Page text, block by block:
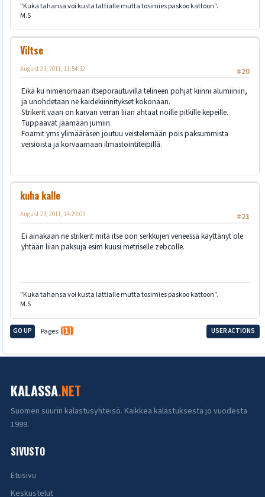
"Kuka tahansa voi kusta lattialle mutta tosimies paskoo kattoon".
M.S
Viltse
#20
August 23, 2011, 11:54:32
Eikä ku nimenomaan itseporautuvilla telineen pohjat kiinni alumiiniin,
ja unohdetaan ne kaidekiinnitykset kokonaan.
Strikerit vaan on karvan verran liian ahtaat noille pitkille kepeille.
Tuppaavat jäämään jumiin.
Foamit yms ylimääräsen joutuu veistelemään pois paksummista
versioista ja korvaamaan ilmastointiteipillä.
kuha kalle
#21
August 23, 2011, 14:29:03
Ei ainakaan ne strikerit mitä itse oon serkkujen veneessä käyttänyt ole
yhtään liian paksuja esim kuusi metriselle zebcolle.
"Kuka tahansa voi kusta lattialle mutta tosimies paskoo kattoon".
M.S
GO UP Pages 1 USER ACTIONS
KALASSA.NET
Suomen suurin kalastusyhteisö. Kaikkea kalastuksesta jo vuodesta
1999.
SIVUSTO
Etusivu
Keskustelut